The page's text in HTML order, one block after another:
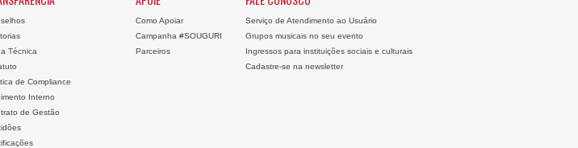
Técnica
de Compliance
Interno
de Gestão
Como Apoiar
Campanha #SOUGURI
Parceiros
Serviço de Atendimento ao Usuário
Grupos musicais no seu evento
Ingressos para instituições sociais e culturais
Cadastre-se na newsletter